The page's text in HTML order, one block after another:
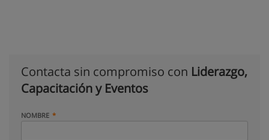
Contacta sin compromiso con Liderazgo,
Capacitación y Eventos
NOMBRE